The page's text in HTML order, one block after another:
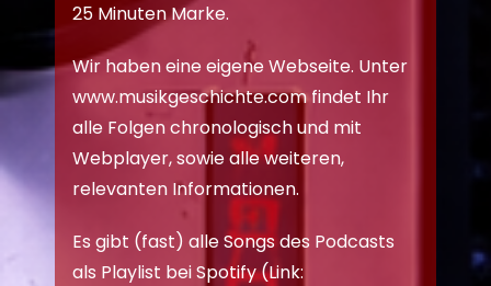
25 Minuten Marke.
Wir haben eine eigene Webseite. Unter
www.musikgeschichte.comfindet Ihr
alle Folgen chronologisch und mit
Webplayer, sowie alle weiteren,
relevanten Informationen.
Es gibt (fast) alle Songs des Podcasts
als Playlist bei Spotify (Link: